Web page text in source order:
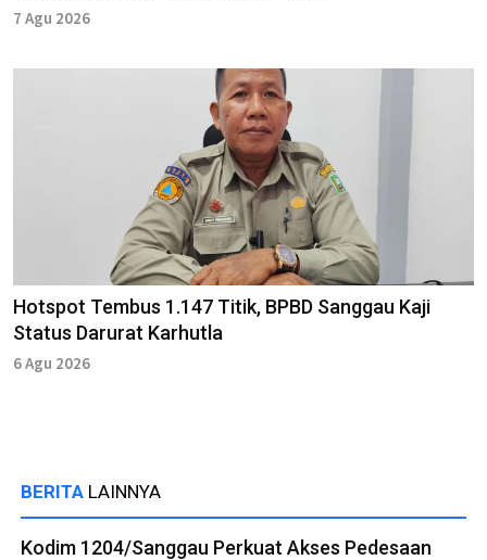
7 Agu 2026
Hotspot Tembus 1.147 Titik, BPBD Sanggau Kaji
Status Darurat Karhutla
6 Agu 2026
BERITA LAINNYA
Kodim 1204/Sanggau Perkuat Akses Pedesaan